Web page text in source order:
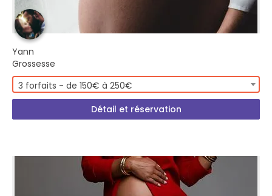
Yann
Grossesse
3 forfaits - de 150€ à 250€
Détail et réservation